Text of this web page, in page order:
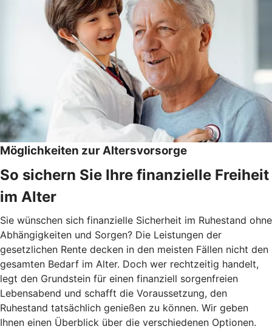
Möglichkeiten zur Altersvorsorge
So sichern Sie Ihre finanzielle Freiheit
im Alter
Sie wünschen sich finanzielle Sicherheit im Ruhestand ohne
Abhängigkeiten und Sorgen? Die Leistungen der
gesetzlichen Rente decken in den meisten Fällen nicht den
gesamten Bedarf im Alter. Doch wer rechtzeitig handelt,
legt den Grundstein für einen finanziell sorgenfreien
Lebensabend und schafft die Voraussetzung, den
Ruhestand tatsächlich genießen zu können. Wir geben
Ihnen einen Überblick über die verschiedenen Optionen.